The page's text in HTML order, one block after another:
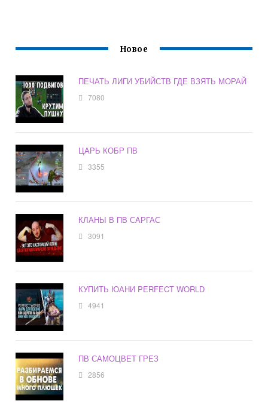
Новое
ПЕЧАТЬ ЛИГИ УБИЙСТВ ГДЕ ВЗЯТЬ МОРАЙ
7080
ЦАРЬ КОБР ПВ
3355
КЛАНЫ В ПВ САРГАС
3091
КУПИТЬ ЮАНИ PERFECT WORLD
4941
ПВ САМОЦВЕТ ГРЕЗ
2856